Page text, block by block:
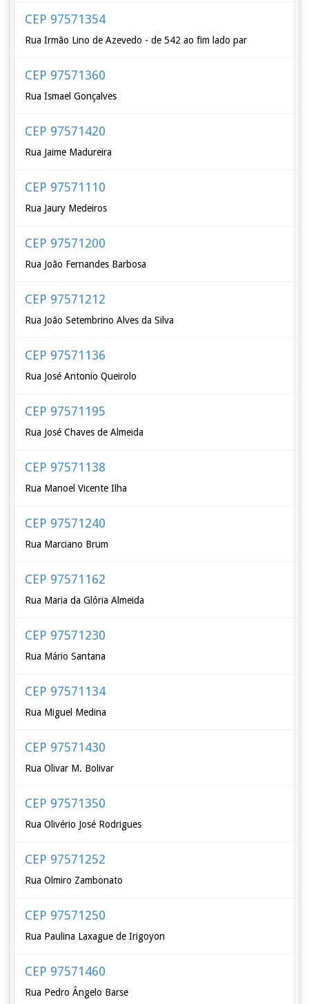
CEP 97571354
Rua Irmão Lino de Azevedo - de 542 ao fim lado par
CEP 97571360
Rua Ismael Gonçalves
CEP 97571420
Rua Jaime Madureira
CEP 97571110
Rua Jaury Medeiros
CEP 97571200
Rua João Fernandes Barbosa
CEP 97571212
Rua João Setembrino Alves da Silva
CEP 97571136
Rua José Antonio Queirolo
CEP 97571195
Rua José Chaves de Almeida
CEP 97571138
Rua Manoel Vicente Ilha
CEP 97571240
Rua Marciano Brum
CEP 97571162
Rua Maria da Glória Almeida
CEP 97571230
Rua Mário Santana
CEP 97571134
Rua Miguel Medina
CEP 97571430
Rua Olivar M. Bolivar
CEP 97571350
Rua Olivério José Rodrigues
CEP 97571252
Rua Olmiro Zambonato
CEP 97571250
Rua Paulina Laxague de Irigoyon
CEP 97571460
Rua Pedro Ângelo Barse